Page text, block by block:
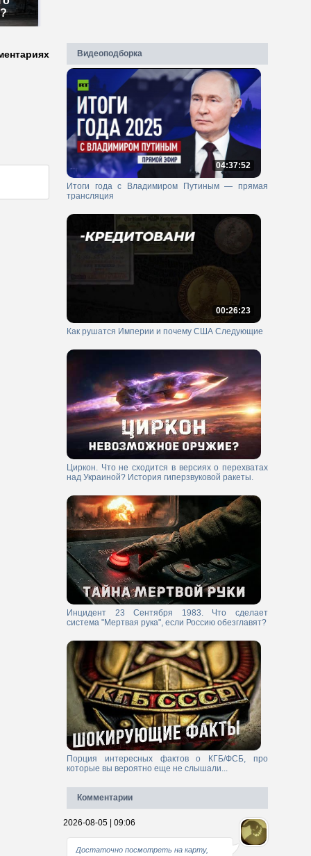
Видеоподборка
04:37:52
Итоги года с Владимиром Путиным — прямая
трансляция
00:26:23
Как рушатся Империи и почему США Следующие
Циркон. Что не сходится в версиях о перехватах
над Украиной? История гиперзвуковой ракеты.
Инцидент 23 Сентября 1983. Что сделает
система "Мертвая рука", если Россию обезглавят?
Порция интересных фактов о КГБ/ФСБ, про
которые вы вероятно еще не слышали...
Комментарии
2026-08-05 | 09:06
Достаточно посмотреть на карту,